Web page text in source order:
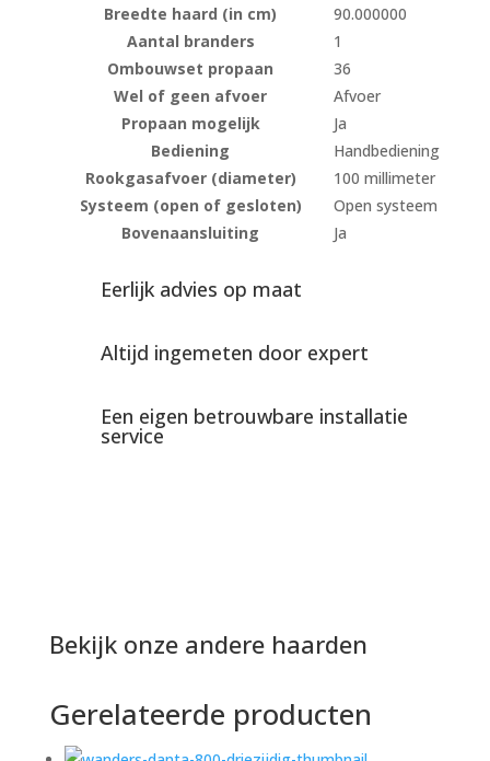
Breedte haard (in cm)
90.000000
Aantal branders
1
Ombouwset propaan
36
Wel of geen afvoer
Afvoer
Propaan mogelijk
Ja
Bediening
Handbediening
Rookgasafvoer (diameter)
100 millimeter
Systeem (open of gesloten)
Open systeem
Bovenaansluiting
Ja
Eerlijk advies op maat
Altijd ingemeten door expert
Een eigen betrouwbare installatie
service
Bekijk onze andere haarden
Gerelateerde producten